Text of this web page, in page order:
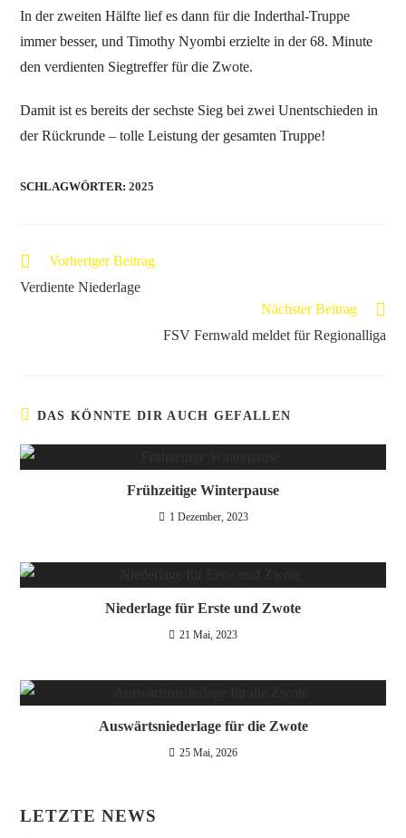
In der zweiten Hälfte lief es dann für die Inderthal-Truppe
immer besser, und Timothy Nyombi erzielte in der 68. Minute
den verdienten Siegtreffer für die Zwote.
Damit ist es bereits der sechste Sieg bei zwei Unentschieden in
der Rückrunde – tolle Leistung der gesamten Truppe!
SCHLAGWÖRTER:2025
Vorheriger Beitrag
Verdiente Niederlage
Nächster Beitrag
FSV Fernwald meldet für Regionalliga
DAS KÖNNTE DIR AUCH GEFALLEN
Frühzeitige Winterpause
1 Dezember, 2023
Niederlage für Erste und Zwote
21 Mai, 2023
Auswärtsniederlage für die Zwote
25 Mai, 2026
LETZTE NEWS